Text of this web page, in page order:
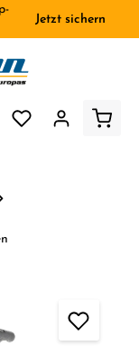
Jetzt sichern